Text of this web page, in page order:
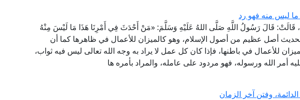
ليس منه فهو رد
قَالَتْ: قَالَ رَسُولُ اللَّهِ صَلَّى اللهُ عَلَيْهِ وَسَلَّمَ: «مَنْ أَحْدَثَ فِي أَمْرِنَا هَذَا مَا لَيْسَ مِنْهُ
أصل عظيم من أصول الإسلام، وهو كالميزان للأعمال في ظاهرها كما أن
للأعمال في باطنها، فإذا كان كل عمل لا يراد به وجه الله تعالى ليس فيه ثواب،
أمر الله ورسوله، فهو مردود على عامله، والمراد بأمره ها
وفتن آخر الزمان